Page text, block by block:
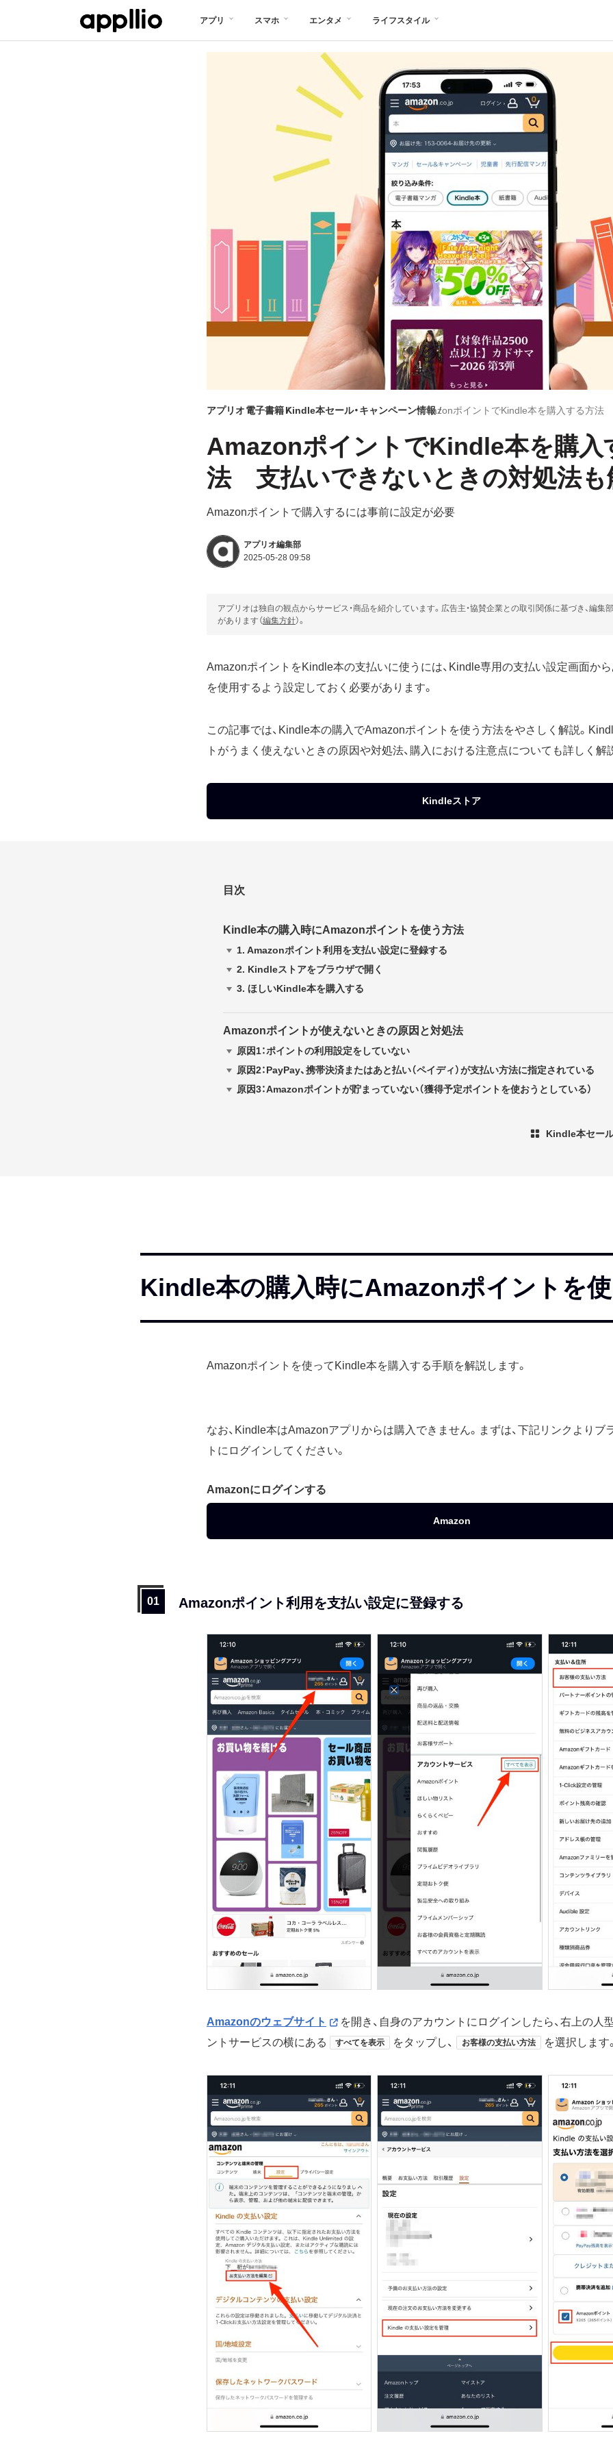
アプリ スマホ エンタメ ライフスタイル
アプリオ電子書籍Kindle本セール・キャンペーン情報
AmazonポイントでKindle本を購入
法 支払いできないときの対処法も
Amazonポイントで購入するには事前に設定が必要
アプリオ編集部
2025-05-28 09:58
アプリオは独自の観点からサービス・商品を紹介しています。広告主・協賛企業との取引関係に基づき、編集
があります（編集方針）。
AmazonポイントをKindle本の支払いに使うには、Kindle専用の支払い設定画面か
を使用するよう設定しておく必要があります。
この記事では、Kindle本の購入でAmazonポイントを使う方法をやさしく解説。
トがうまく使えないときの原因や対処法、購入における注意点についても詳しく解
Kindleストア
目次
Kindle本の購入時にAmazonポイントを使う方法
1. Amazonポイント利用を支払い設定に登録する
2. Kindleストアをブラウザで開く
3. ほしいKindle本を購入する
Amazonポイントが使えないときの原因と対処法
原因1：ポイントの利用設定をしていない
原因2：PayPay、携帯決済またはあと払い（ペイディ）が支払い方法に指定されている
原因3：Amazonポイントが貯まっていない（獲得予定ポイントを使おうとしている）
Kindle本セー
Kindle本の購入時にAmazonポイントを
Amazonポイントを使ってKindle本を購入する手順を解説します。
なお、Kindle本はAmazonアプリからは購入できません。まずは、下記リンクよりブ
トにログインしてください。
Amazonにログインする
Amazon
Amazonポイント利用を支払い設定に登録する
Amazonのウェブサイト
を開き、自身のアカウントにログインしたら、右上の
ントサービスの横にある
すべてを表示 をタップし、 お客様の支払い方法 を選択します。